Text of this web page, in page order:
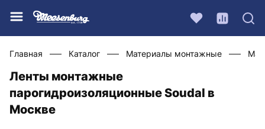
Главная Каталог Материалы монтажные
Ленты монтажные
парогидроизоляционные Soudal в
Москве